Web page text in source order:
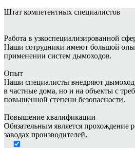
Штат компетентных специалистов
Работа в узкоспециализированной
Наши сотрудники имеют большой
применении систем дымоходов.
Опыт
Наши специалисты внедряют
в частные дома, но и на объекты с
повышенной степени безопасности.
Повышение квалификации
Обязательным является прохождение
заводах производителей.